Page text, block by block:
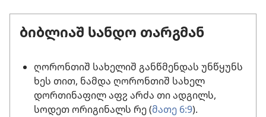
ბიბლიაშ სანდო თარგმან
ღორონთიშ სახელიშ განწმენდას უნწყუნს
ხეს თით, ნამდა ღორონთიშ სახელ
დორთინაფილ აფჷ არძა თი ადგილს,
სოდეთ ორიგინალს რე (მათე 6:9).